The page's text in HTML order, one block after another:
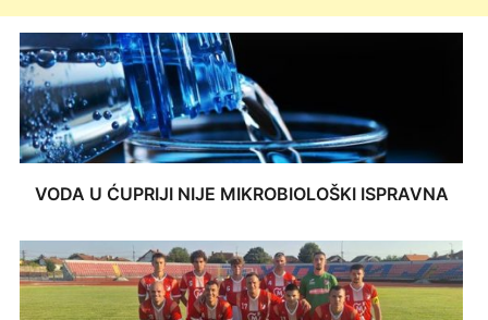
VODA U ĆUPRIJI NIJE MIKROBIOLOŠKI ISPRAVNA